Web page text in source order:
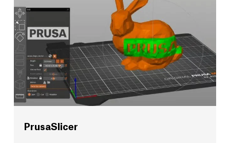
PrusaSlicer